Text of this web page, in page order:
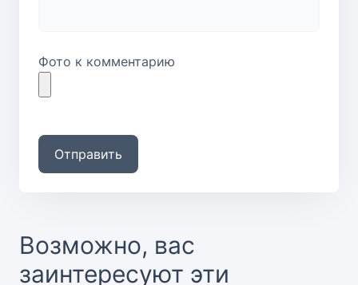
Фото к комментарию
Отправить
Возможно, вас
заинтересуют эти